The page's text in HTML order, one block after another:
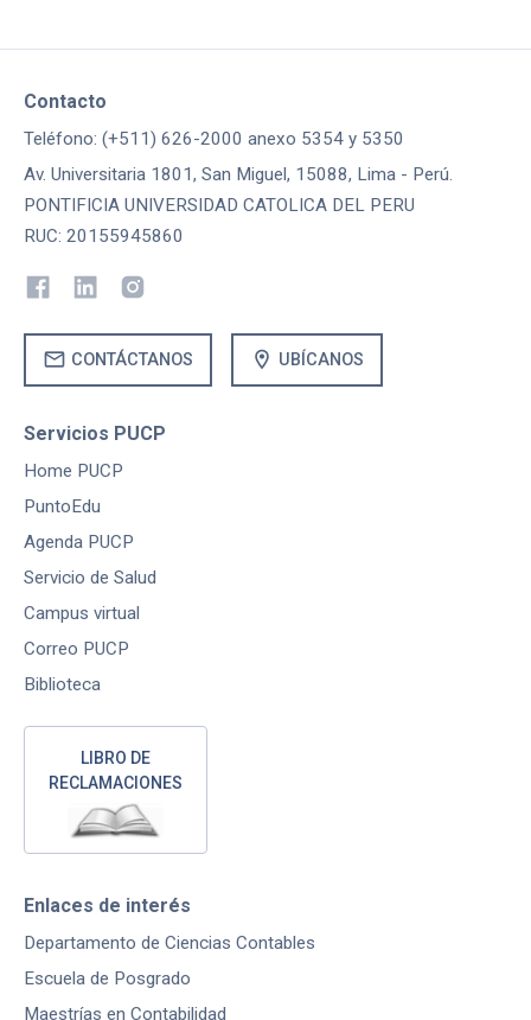
Contacto
Teléfono: (+511) 626-2000 anexo 5354 y 5350
Av. Universitaria 1801, San Miguel, 15088, Lima - Perú.
PONTIFICIA UNIVERSIDAD CATOLICA DEL PERU
RUC: 20155945860
mail CONTÁCTANOS location_on UBÍCANOS
Servicios PUCP
Home PUCP
PuntoEdu
Agenda PUCP
Servicio de Salud
Campus virtual
Correo PUCP
Biblioteca
LIBRO DE
RECLAMACIONES
Enlaces de interés
Departamento de Ciencias Contables
Escuela de Posgrado
Maestrías en Contabilidad